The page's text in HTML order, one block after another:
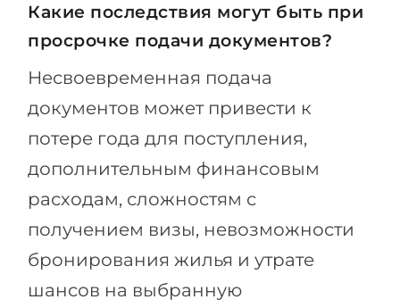
Какие последствия могут быть при
просрочке подачи документов?
Несвоевременная подача
документов может привести к
потере года для поступления,
дополнительным финансовым
расходам, сложностям с
получением визы, невозможности
бронирования жилья и утрате
шансов на выбранную